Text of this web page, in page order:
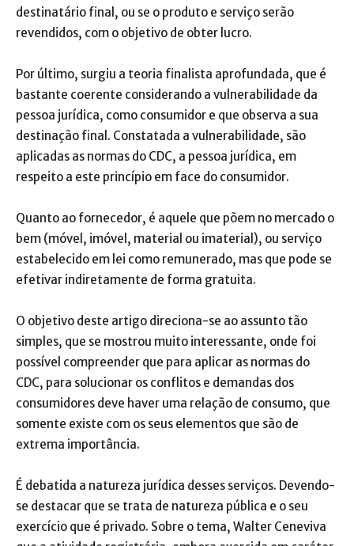
destinatário final, ou se o produto e serviço serão
revendidos, com o objetivo de obter lucro.
Por último, surgiu a teoria finalista aprofundada, que é
bastante coerente considerando a vulnerabilidade da
pessoa jurídica, como consumidor e que observa a sua
destinação final. Constatada a vulnerabilidade, são
aplicadas as normas do CDC, a pessoa jurídica, em
respeito a este princípio em face do consumidor.
Quanto ao fornecedor, é aquele que põem no mercado o
bem (móvel, imóvel, material ou imaterial), ou serviço
estabelecido em lei como remunerado, mas que pode se
efetivar indiretamente de forma gratuita.
O objetivo deste artigo direciona-se ao assunto tão
simples, que se mostrou muito interessante, onde foi
possível compreender que para aplicar as normas do
CDC, para solucionar os conflitos e demandas dos
consumidores deve haver uma relação de consumo, que
somente existe com os seus elementos que são de
extrema importância.
É debatida a natureza jurídica desses serviços. Devendo-
se destacar que se trata de natureza pública e o seu
exercício que é privado. Sobre o tema, Walter Ceneviva